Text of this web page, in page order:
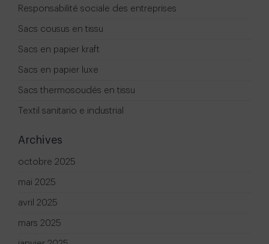
Responsabilité sociale des entreprises
Sacs cousus en tissu
Sacs en papier kraft
Sacs en papier luxe
Sacs thermosoudés en tissu
Textil sanitario e industrial
Archives
octobre 2025
mai 2025
avril 2025
mars 2025